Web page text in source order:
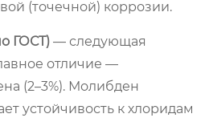
(точечной) коррозии.
ГОСТ) — следующая
отличие —
(2–3%). Молибден
устойчивость к хлоридам